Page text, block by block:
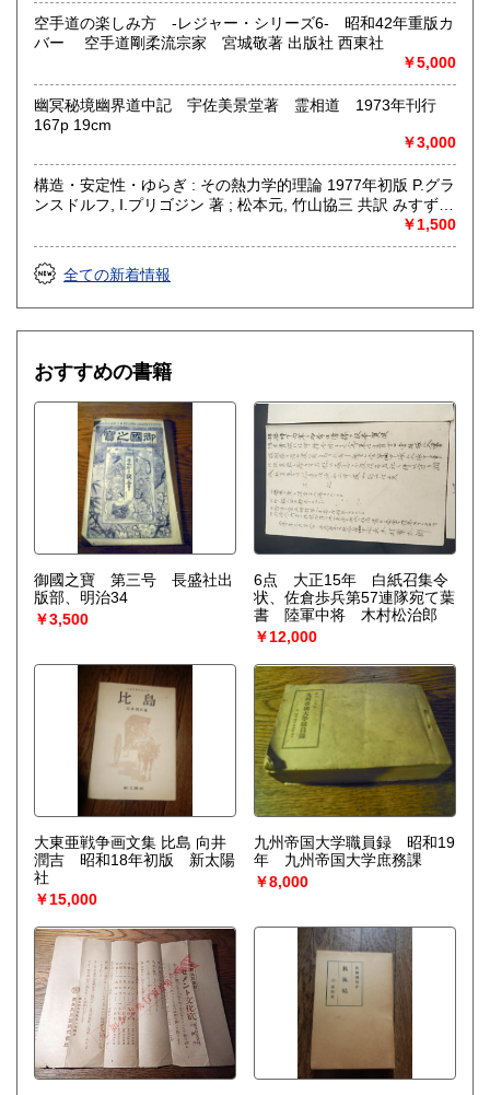
空手道の楽しみ方 -レジャー・シリーズ6- 昭和42年重版カ
バー 空手道剛柔流宗家 宮城敬著 出版社 西東社
￥5,000
幽冥秘境幽界道中記 宇佐美景堂著 霊相道 1973年刊行
167p 19cm
￥3,000
構造・安定性・ゆらぎ : その熱力学的理論 1977年初版 P.グラ
ンスドルフ, I.プリゴジン 著 ; 松本元, 竹山協三 共訳 みすず書
房〈熱力学の方法を、平衡はもとより非線形性や不安定性を
も含むあらゆる現象へ拡張できないであろうか？ ……新し
い「構造」は常に不安定性の結果として出現する。すなわち
それはゆらぎから生じるものである。ふつうはゆらぎが生じ
びつけ、ゆらぎの巨視的理論を包含する一般化された熱力学
を作り上げなくてはならない。〉散逸構造の理論で、1977
年、ノーベル化学賞を受賞したプリゴジンの、グランスドル
フとの共著による初期の著作。開放系に現れる構造の問題
を、非平衡熱力学の立場から、物理学、化学、生物学につい
て、統一的な観点からの説明を試みる。
￥1,500
全ての新着情報
おすすめの書籍
御國之寶 第三号 長盛社出
版部、明治34
￥3,500
6点 大正15年 白紙召集令
状、佐倉歩兵第57連隊宛て葉
書 陸軍中将 木村松治郎
￥12,000
大東亜戦争画文集 比島 向井
潤吉 昭和18年初版 新太陽
社
￥15,000
九州帝国大学職員録 昭和19
年 九州帝国大学庶務課
￥8,000